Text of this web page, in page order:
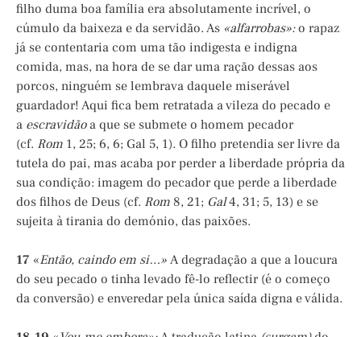
filho duma boa família era absolutamente incrível, o
cúmulo da baixeza e da servidão. As «alfarrobas»: o rapaz
já se contentaria com uma tão indigesta e indigna
comida, mas, na hora de se dar uma ração dessas aos
porcos, ninguém se lembrava daquele miserável
guardador! Aqui fica bem retratada a vileza do pecado e
a escravidão a que se submete o homem pecador
(cf. Rom 1, 25; 6, 6; Gal 5, 1). O filho pretendia ser livre da
tutela do pai, mas acaba por perder a liberdade própria da
sua condição: imagem do pecador que perde a liberdade
dos filhos de Deus (cf. Rom 8, 21; Gal4, 31; 5, 13) e se
sujeita à tirania do demónio, das paixões.
17 «Então, caindo em si…» A degradação a que a loucura
do seu pecado o tinha levado fê-lo reflectir (é o começo
da conversão) e enveredar pela única saída digna e válida.